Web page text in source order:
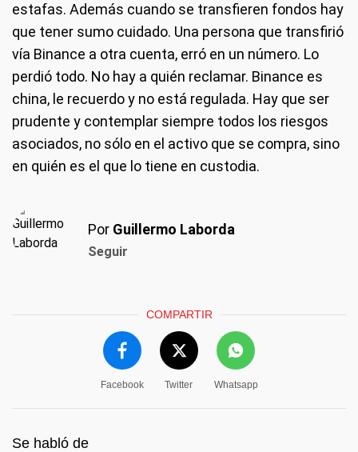
estafas. Además cuando se transfieren fondos hay
que tener sumo cuidado. Una persona que transfirió
vía Binance a otra cuenta, erró en un número. Lo
perdió todo. No hay a quién reclamar. Binance es
china, le recuerdo y no está regulada. Hay que ser
prudente y contemplar siempre todos los riesgos
asociados, no sólo en el activo que se compra, sino
en quién es el que lo tiene en custodia.
Por Guillermo Laborda
Seguir
COMPARTIR
Facebook Twitter Whatsapp
Se habló de